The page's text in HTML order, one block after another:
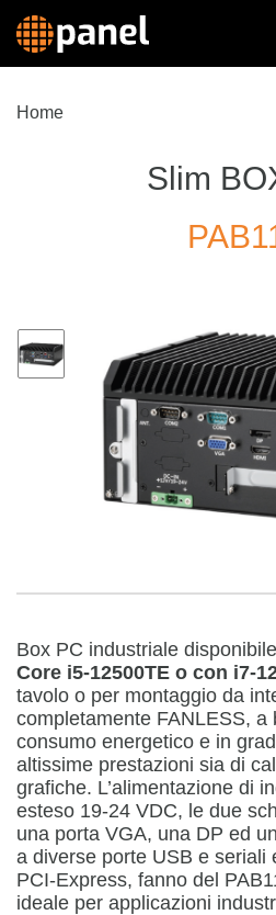
Home
Slim
Box PC industriale
Core i5-12500TE o con i7-
tavolo o per montaggio da
completamente FANLESS, a
consumo energetico e in
altissime prestazioni sia di
grafiche. L’alimentazione di
esteso 19-24 VDC, le due
una porta VGA, una DP ed
a diverse porte USB e seriali
PCI-Express, fanno del
ideale per applicazioni